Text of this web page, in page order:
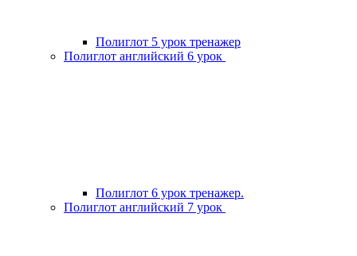
Полиглот 5 урок тренажер
Полиглот английский 6 урок
Полиглот 6 урок тренажер.
Полиглот английский 7 урок